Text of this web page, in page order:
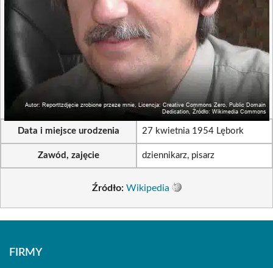
Data i miejsce urodzenia 27 kwietnia 1954 Lębork
Zawód, zajęcie dziennikarz, pisarz
Źródło: Wikipedia
FIRMY